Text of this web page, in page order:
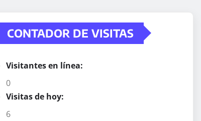
CONTADOR DE VISITAS
Visitantes en línea:
0
Visitas de hoy:
6